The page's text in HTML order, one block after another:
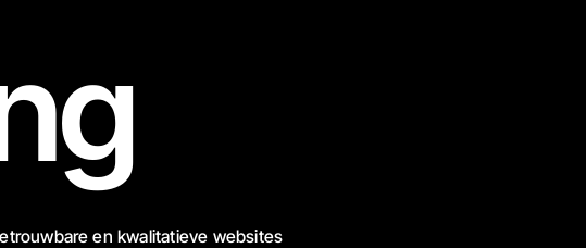
en kwalitatieve websites